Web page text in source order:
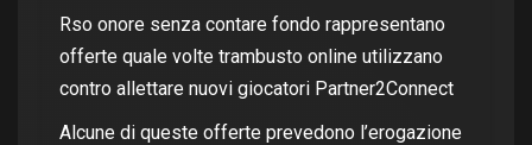
Rso onore senza contare fondo rappresentano
offerte quale volte trambusto online utilizzano
contro allettare nuovi giocatori Partner2Connect
Alcune di queste offerte prevedono l’erogazione